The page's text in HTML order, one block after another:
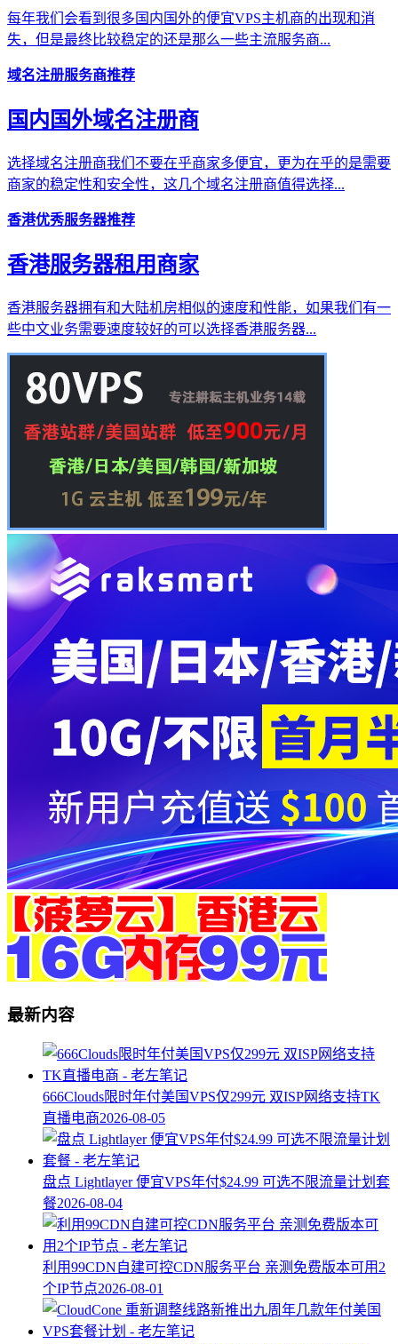
每年我们会看到很多国内国外的便宜VPS主机商的出现和消
失，但是最终比较稳定的还是那么一些主流服务商...
域名注册服务商推荐
国内国外域名注册商
选择域名注册商我们不要在乎商家多便宜，更为在乎的是需要
商家的稳定性和安全性，这几个域名注册商值得选择...
香港优秀服务器推荐
香港服务器租用商家
香港服务器拥有和大陆机房相似的速度和性能，如果我们有一
些中文业务需要速度较好的可以选择香港服务器...
最新内容
666Clouds限时年付美国VPS仅299元 双ISP网络支持TK
直播电商2026-08-05
盘点 Lightlayer 便宜VPS年付$24.99 可选不限流量计划套
餐2026-08-04
利用99CDN自建可控CDN服务平台 亲测免费版本可用2
个IP节点2026-08-01